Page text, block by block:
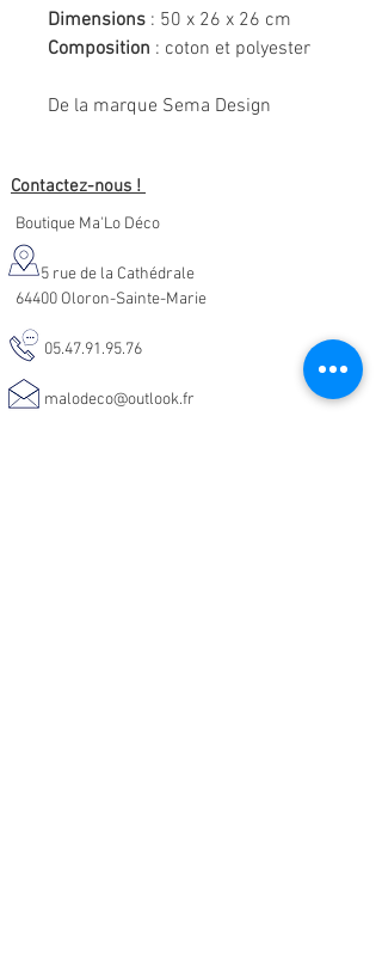
Dimensions : 50 x 26 x 26 cm
Composition : coton et polyester
De la marque Sema Design
Contactez-nous !
Boutique Ma'Lo Déco
5 rue de la Cathédrale
64400 Oloron-Sainte-Marie
05.47.91.95.76
malodeco@outlook.fr